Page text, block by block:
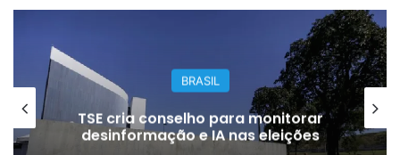
BRASIL
TSE cria conselho para monitorar
desinformação e IA nas eleições